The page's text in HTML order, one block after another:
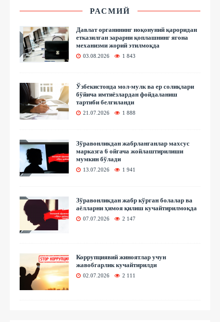
РАСМИЙ
Давлат органининг ноқонуний қароридан
етказилган зарарни қоплашнинг ягона
механизми жорий этилмоқда
03.08.2026 1 843
Ўзбекистонда мол-мулк ва ер солиқлари
бўйича имтиёзлардан фойдаланиш
тартиби белгиланди
21.07.2026 1 888
Зўравонликдан жабрланганлар махсус
марказга 6 ойгача жойлаштирилиши
мумкин бўлади
13.07.2026 1 941
Зўравонликдан жабр кўрган болалар ва
аёлларни ҳимоя қилиш кучайтирилмоқда
07.07.2026 2 147
Коррупциявий жиноятлар учун
жавобгарлик кучайтирилди
02.07.2026 2 111